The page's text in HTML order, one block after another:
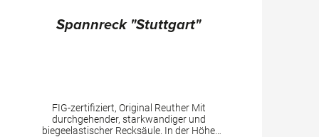
Spannreck "Stuttgart"
FIG-zertifiziert, Original Reuther Mit
durchgehender, starkwandiger und
biegeelastischer Recksäule. In der Höhe